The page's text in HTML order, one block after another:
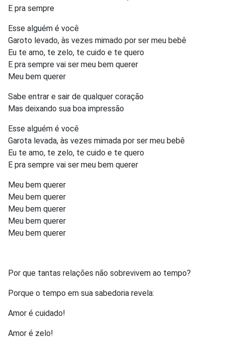
E pra sempre
Esse alguém é você
Garoto levado, às vezes mimado por ser meu bebê
Eu te amo, te zelo, te cuido e te quero
E pra sempre vai ser meu bem querer
Meu bem querer
Sabe entrar e sair de qualquer coração
Mas deixando sua boa impressão
Esse alguém é você
Garota levada, às vezes mimada por ser meu bebê
Eu te amo, te zelo, te cuido e te quero
E pra sempre vai ser meu bem querer
Meu bem querer
Meu bem querer
Meu bem querer
Meu bem querer
Meu bem querer
Por que tantas relações não sobrevivem ao tempo?
Porque o tempo em sua sabedoria revela:
Amor é cuidado!
Amor é zelo!